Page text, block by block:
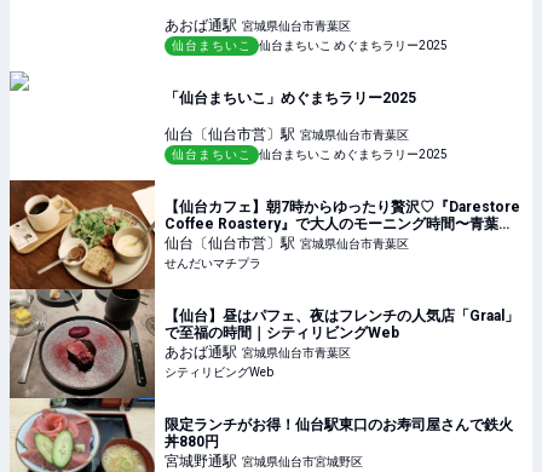
あおば通駅 宮城県仙台市青葉区
仙台まちいこ
仙台まちいこ めぐまちラリー2025
「仙台まちいこ」めぐまちラリー2025
仙台〔仙台市営〕駅 宮城県仙台市青葉区
仙台まちいこ
仙台まちいこ めぐまちラリー2025
【仙台カフェ】朝7時からゆったり贅沢♡『Darestore
Coffee Roastery』で大人のモーニング時間〜青葉区
花京院〜 - せんだいマチプラ
仙台〔仙台市営〕駅 宮城県仙台市青葉区
せんだいマチプラ
【仙台】昼はパフェ、夜はフレンチの人気店「Graal」
で至福の時間｜シティリビングWeb
あおば通駅 宮城県仙台市青葉区
シティリビングWeb
限定ランチがお得！仙台駅東口のお寿司屋さんで鉄火
丼880円
宮城野通駅 宮城県仙台市宮城野区